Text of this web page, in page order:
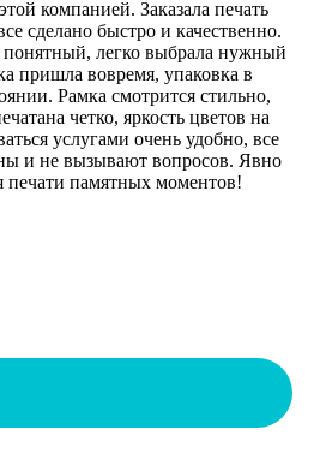
компанией. Заказала печать
сделано быстро и качественно.
легко выбрала нужный
пришла вовремя, упаковка в
Рамка смотрится стильно,
четко, яркость цветов на
услугами очень удобно, все
и не вызывают вопросов. Явно
печати памятных моментов!